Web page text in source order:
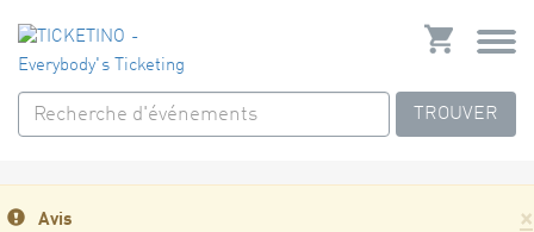
TROUVER
×
Avis